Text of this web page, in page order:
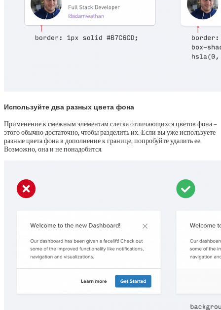
Используйте два разных цвета фона
Применение к смежным элементам слегка отличающихся цветов фона –
этого обычно достаточно, чтобы разделить их. Если вы уже используете
разные цвета фона в дополнение к границе, попробуйте удалить ее.
Возможно, она и не понадобится.